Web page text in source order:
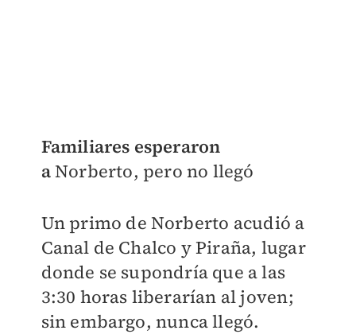
Familiares esperaron
aNorberto, pero no llegó
Un primo de Norberto acudió a
Canal de Chalco y Piraña, lugar
donde se supondría que a las
3:30 horas liberarían al joven;
sin embargo, nunca llegó.